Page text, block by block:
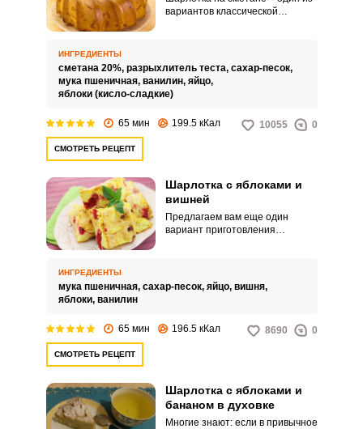
вариантов классической
нежную структуру и
потрясающий сливочный вкус.
ИНГРЕДИЕНТЫ
сметана 20%, разрыхлитель теста, сахар-песок,
мука пшеничная, ванилин, яйцо,
яблоки (кисло-сладкие)
65 мин 199.5 кКал 10055 0
СМОТРЕТЬ РЕЦЕПТ
Шарлотка с яблоками и
вишней
Предлагаем вам еще один
вариант приготовления
вишневыми нотками и приятной
ягодной кислинкой, которая в
этого десерта.
ИНГРЕДИЕНТЫ
мука пшеничная, сахар-песок, яйцо, вишня,
яблоки, ванилин
65 мин 196.5 кКал 8690 0
СМОТРЕТЬ РЕЦЕПТ
Шарлотка с яблоками и
бананом в духовке
Многие знают: если в привычное